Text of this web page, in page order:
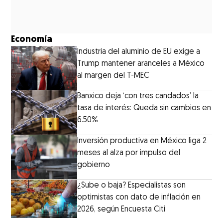
Economía
Industria del aluminio de EU exige a
Trump mantener aranceles a México
al margen del T-MEC
Banxico deja ‘con tres candados’ la
tasa de interés: Queda sin cambios en
6.50%
Inversión productiva en México liga 2
meses al alza por impulso del
gobierno
¿Sube o baja? Especialistas son
optimistas con dato de inflación en
2026, según Encuesta Citi